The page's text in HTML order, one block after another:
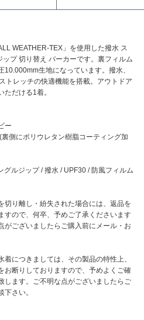
WEATHER-TEX」を使用した撥水 ス
ップ 切り替え パーカーです。裏フィルム
生地になっています。撥水、
トレッチの快適機能を搭載。アウトドア
だける1着。
ー
側にポリウレタン樹脂コーティング加
ルジップ / 撥水 / UPF30 / 防風フィルム
切り離し・紛失された場合には、返品を
すので、何卒、予めご了承くださいます
がございましたらご購入前にメール・お
につきましては、その製品の特性上、
お断りしておりますので、予めよくご確
します。ご不明な点がございましたらご
さい。